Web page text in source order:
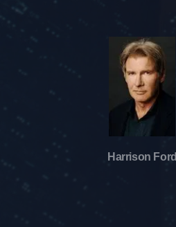
Harrison Ford